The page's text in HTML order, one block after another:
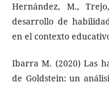
Hernández, M.,
desarrollo de
en el contexto
Ibarra M. (2020) Las
de Goldstein: un